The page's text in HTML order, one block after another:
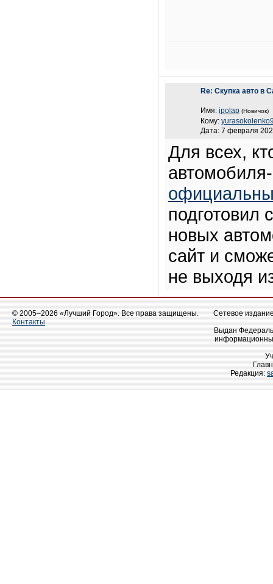
Re: Скупка авто в
Имя: ipolap (Новичок)
Кому:
Дата: 7 февраля
Для всех,
подготовил
новых
сайт и
не выходя
© 2005–2026 «Лучший Город». Все права защищены.
Контакты
Сетевое
Выдан
Редакция: